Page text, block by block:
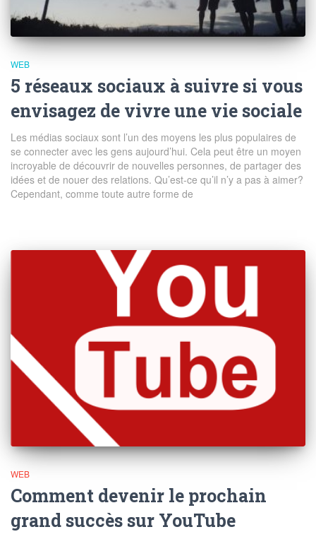
WEB
5 réseaux sociaux à suivre si vous
envisagez de vivre une vie sociale
Les médias sociaux sont l’un des moyens les plus populaires de
se connecter avec les gens aujourd’hui. Cela peut être un moyen
incroyable de découvrir de nouvelles personnes, de partager des
idées et de nouer des relations. Qu’est-ce qu’il n’y a pas à aimer?
Cependant, comme toute autre forme de
WEB
Comment devenir le prochain
grand succès sur YouTube